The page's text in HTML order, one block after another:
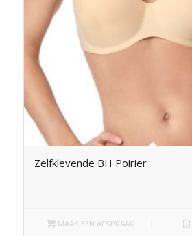
Zelfklevende BH Poirier
MAAK EEN AFSPRAAK